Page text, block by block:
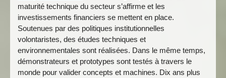
maturité technique du secteur s’affirme et les
investissements financiers se mettent en place.
Soutenues par des politiques institutionnelles
volontaristes, des études techniques et
environnementales sont réalisées. Dans le même temps,
démonstrateurs et prototypes sont testés à travers le
monde pour valider concepts et machines. Dix ans plus